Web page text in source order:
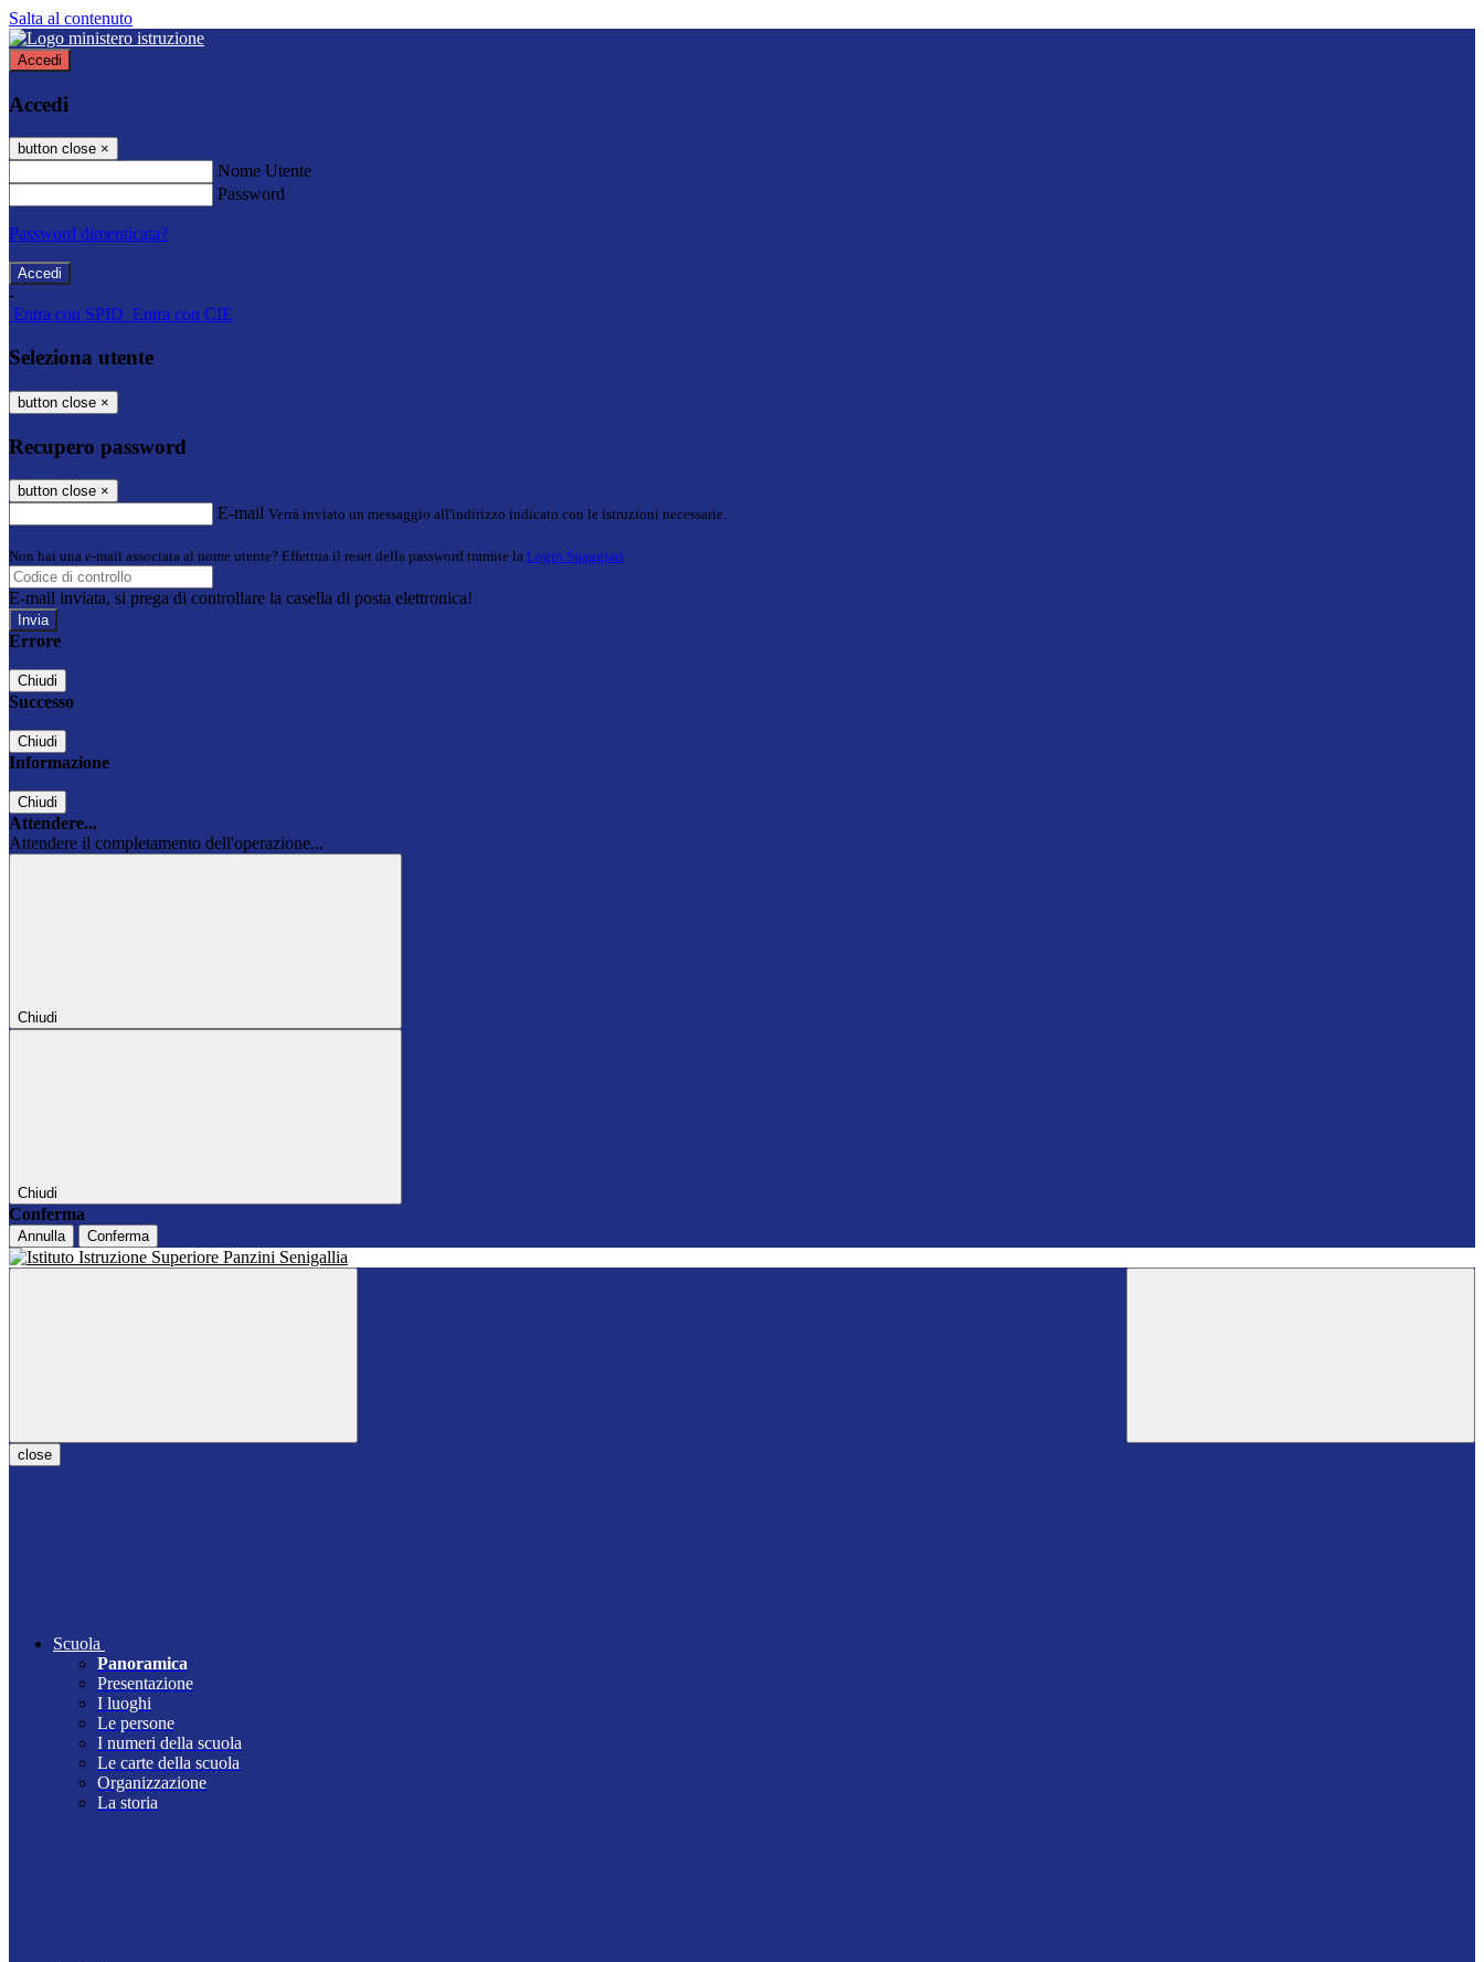
Salta al contenuto
Accedi
Accedi
button close ×
Nome Utente
Password
Password dimenticata?
-
Entra con SPID Entra con CIE
Seleziona utente
button close ×
Recupero password
button close ×
E-mail Verrà inviato un messaggio all'indirizzo indicato con le istruzioni necessarie.
Non hai una e-mail associata al nome utente? Effettua il reset della password tramite la Login Spaggiari
E-mail inviata, si prega di controllare la casella di posta elettronica!
Errore
Chiudi
Successo
Chiudi
Informazione
Chiudi
Attendere...
Attendere il completamento dell'operazione...
Chiudi
Chiudi
Conferma
Annulla Conferma
close
Scuola
Panoramica
Presentazione
I luoghi
Le persone
I numeri della scuola
Le carte della scuola
Organizzazione
La storia